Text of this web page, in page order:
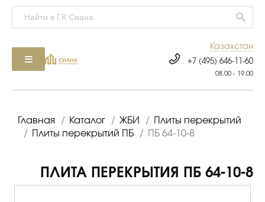
Казахстан
+7 (495) 646-11-60
08.00 - 19.00
Главная / Каталог / ЖБИ /
Плиты перекрытий
/
Плиты перекрытий ПБ / ПБ 64-10-8
ПЛИТА ПЕРЕКРЫТИЯ ПБ 64-10-8